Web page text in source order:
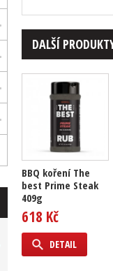
DALŠÍ
BBQ koření The
best Prime Steak
409g
618 Kč
DETAIL